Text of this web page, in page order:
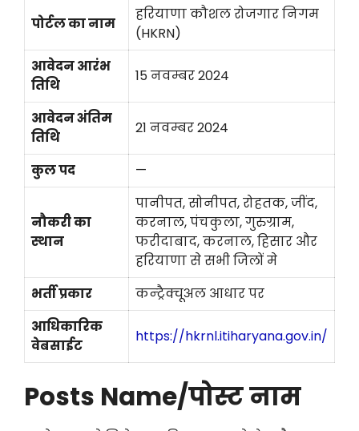
पोर्टल का नाम
हरियाणा कौशल रोजगार निगम
(HKRN)
आवेदन आरंभ
तिथि
15 नवम्बर 2024
आवेदन अंतिम
तिथि
21 नवम्बर 2024
कुल पद —
नौकरी का
स्थान
पानीपत, सोनीपत, रोहतक, जींद,
करनाल, पंचकुला, गुरुग्राम,
फरीदाबाद, करनाल, हिसार और
हरियाणा से सभी जिलों मे
भर्ती प्रकार
कन्ट्रैक्चूअल आधार पर
आधिकारिक
वेबसाईट
https://hkrnl.itiharyana.gov.in/
Posts Name/पोस्ट नाम